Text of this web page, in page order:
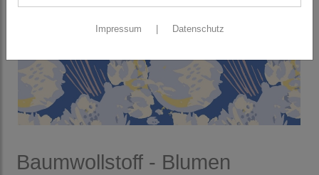
Baumwollstoff - Blumen
Impressum Datenschutz